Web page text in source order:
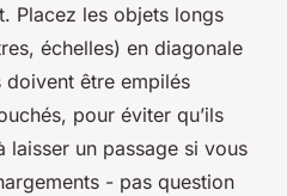
Placez les objets longs
échelles) en diagonale
être empilés
pour éviter qu’ils
laisser un passage si vous
- pas question